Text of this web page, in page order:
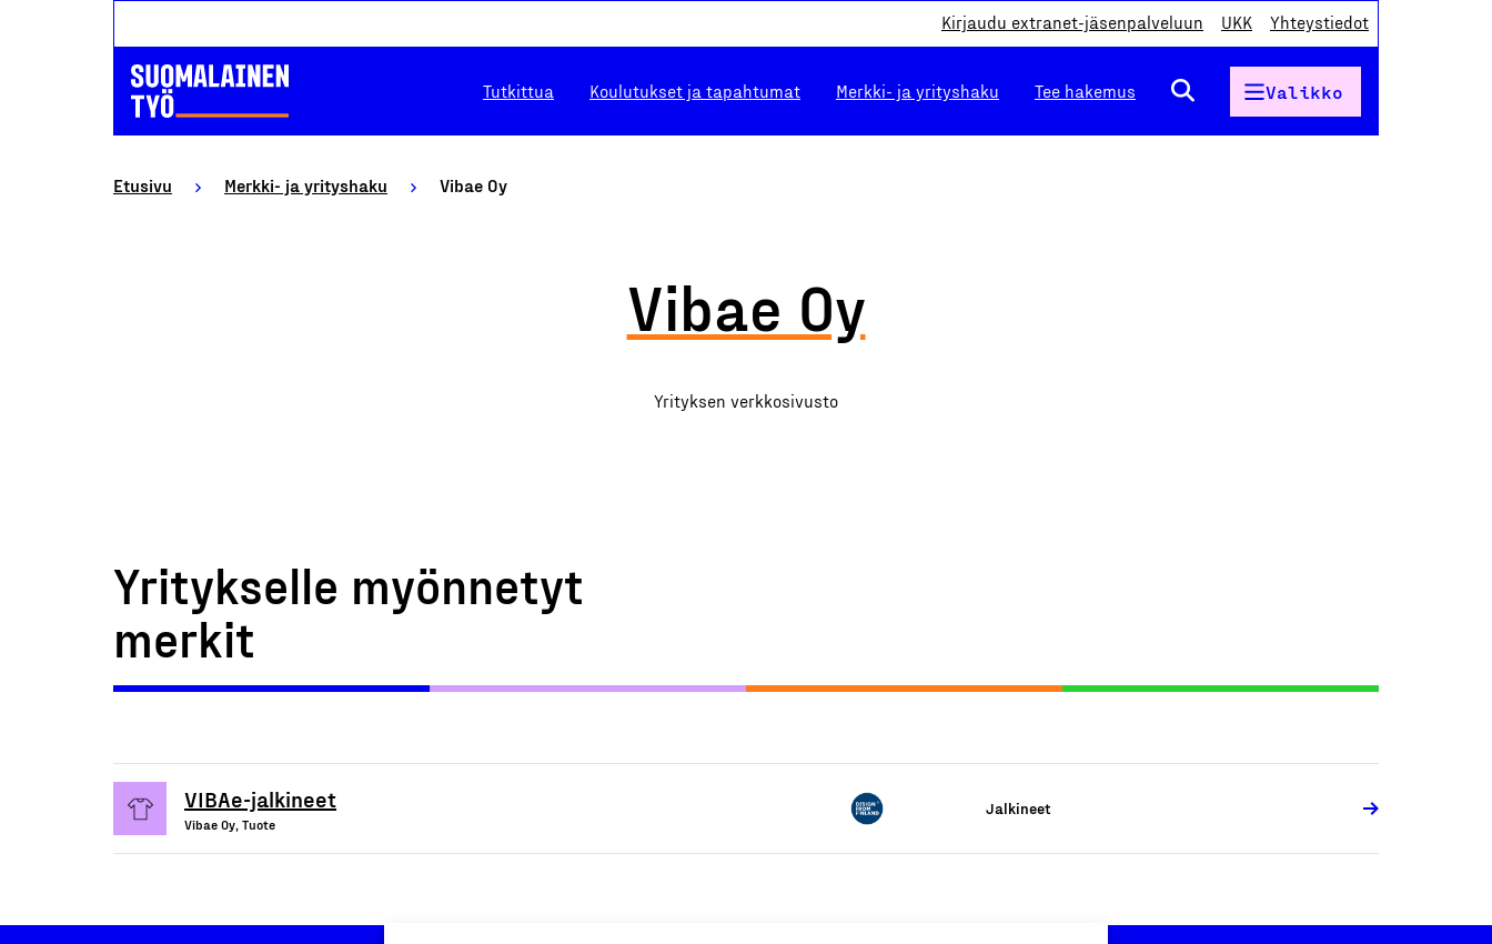
Kirjaudu extranet-jäsenpalveluun UKK Yhteystiedot
Tutkittua Koulutukset ja tapahtumat Merkki- ja yrityshaku Tee hakemus Valikko
Etusivu Merkki- ja yrityshaku Vibae Oy
Vibae Oy
Yrityksen verkkosivusto
Yritykselle myönnetyt
merkit
VIBAe-jalkineet
Vibae Oy, Tuote
Jalkineet